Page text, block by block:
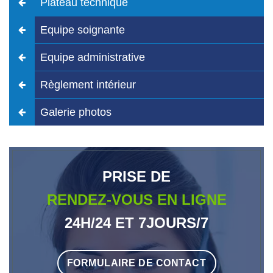
Plateau technique
Equipe soignante
Equipe administrative
Règlement intérieur
Galerie photos
PRISE DE
RENDEZ-VOUS EN LIGNE
24H/24 ET 7JOURS/7
FORMULAIRE DE CONTACT